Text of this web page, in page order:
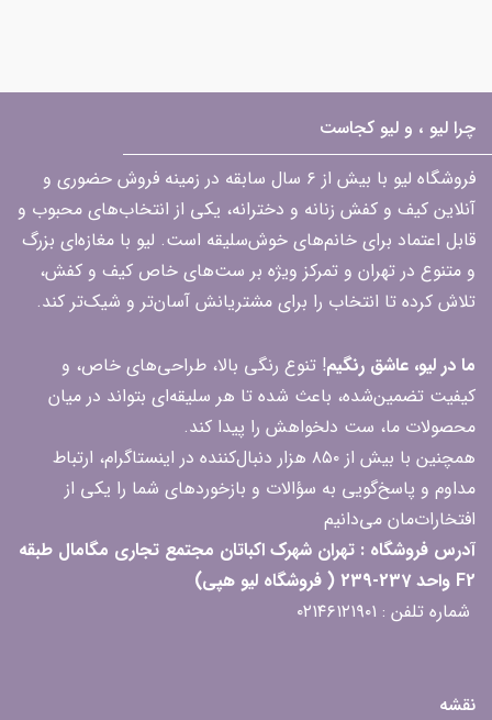
چرا لیو ، و لیو کجاست
فروشگاه لیو با بیش از ۶ سال سابقه در زمینه فروش حضوری و
آنلاین کیف و کفش زنانه و دخترانه، یکی از انتخاب‌های محبوب و
قابل اعتماد برای خانم‌های خوش‌سلیقه است. لیو با مغازه‌ای بزرگ
و متنوع در تهران و تمرکز ویژه بر ست‌های خاص کیف و کفش،
تلاش کرده تا انتخاب را برای مشتریانش آسان‌تر و شیک‌تر کند.
ما در لیو، عاشق رنگیم! تنوع رنگی بالا، طراحی‌های خاص، و
کیفیت تضمین‌شده، باعث شده تا هر سلیقه‌ای بتواند در میان
محصولات ما، ست دلخواهش را پیدا کند.
همچنین با بیش از ۸۵۰ هزار دنبال‌کننده در اینستاگرام، ارتباط
مداوم و پاسخ‌گویی به سؤالات و بازخوردهای شما را یکی از
افتخارات‌مان می‌دانیم
آدرس فروشگاه : تهران شهرک اکباتان مجتمع تجاری مگامال طبقه
F2 واحد 237-239 ( فروشگاه لیو هپی)
شماره تلفن : ۰۲۱۴۶۱۲۱۹۰۱
نقشه